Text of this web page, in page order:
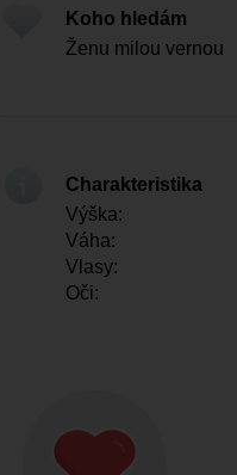
Koho hledám
Ženu milou vernou
Charakteristika
Výška:
Váha:
Vlasy:
Oči: